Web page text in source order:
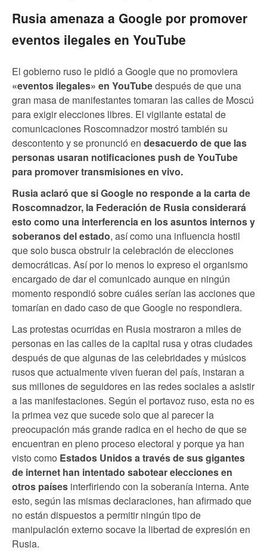
Rusia amenaza a Google por promover
eventos ilegales en YouTube
El gobierno ruso le pidió a Google que no promoviera
«eventos ilegales» en YouTubedespués de que una
gran masa de manifestantes tomaran las calles de Moscú
para exigir elecciones libres. El vigilante estatal de
comunicaciones Roscomnadzor mostró también su
descontento y se pronunció en desacuerdo de que las
personas usaran notificaciones push de YouTube
para promover transmisiones en vivo.
Rusia aclaró que si Google no responde a la carta de
Roscomnadzor, la Federación de Rusia considerará
esto como una interferencia en los asuntos internos y
soberanos del estado, así como una influencia hostil
que solo busca obstruir la celebración de elecciones
democráticas. Así por lo menos lo expreso el organismo
encargado de dar el comunicado aunque en ningún
momento respondió sobre cuáles serían las acciones que
tomarían en dado caso de que Google no respondiera.
Las protestas ocurridas en Rusia mostraron a miles de
personas en las calles de la capital rusa y otras ciudades
después de que algunas de las celebridades y músicos
rusos que actualmente viven fueran del país, instaran a
sus millones de seguidores en las redes sociales a asistir
a las manifestaciones. Según el portavoz ruso, esta no es
la primea vez que sucede solo que al parecer la
preocupación más grande radica en el hecho de que se
encuentran en pleno proceso electoral y porque ya han
visto como Estados Unidos a través de sus gigantes
de internet han intentado sabotear elecciones en
otros países interfiriendo con la soberanía interna. Ante
esto, según las mismas declaraciones, han afirmado que
no están dispuestos a permitir ningún tipo de
manipulación externo socave la libertad de expresión en
Rusia.